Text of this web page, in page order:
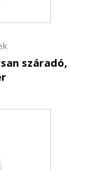
száradó,